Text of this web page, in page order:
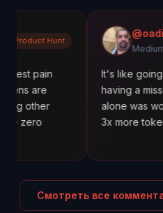
@oadiaz
Medium
It's like going from 'I
having a mission control
alone was worth it. I
3x more tokens than
Смотреть все